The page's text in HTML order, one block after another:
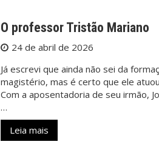
O professor Tristão Mariano
24 de abril de 2026
Já escrevi que ainda não sei da
magistério, mas é certo que ele
Com a aposentadoria de seu irmão,
…
Leia mais